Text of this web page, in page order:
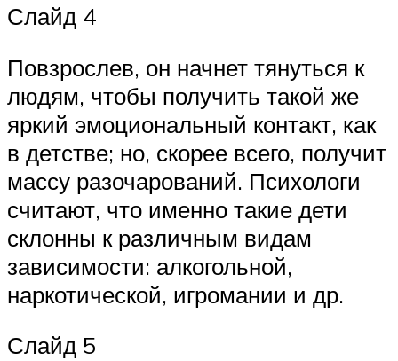
Слайд 4
Повзрослев, он начнет тянуться к
людям, чтобы получить такой же
яркий эмоциональный контакт, как
в детстве; но, скорее всего, получит
массу разочарований. Психологи
считают, что именно такие дети
склонны к различным видам
зависимости: алкогольной,
наркотической, игромании и др.
Слайд 5